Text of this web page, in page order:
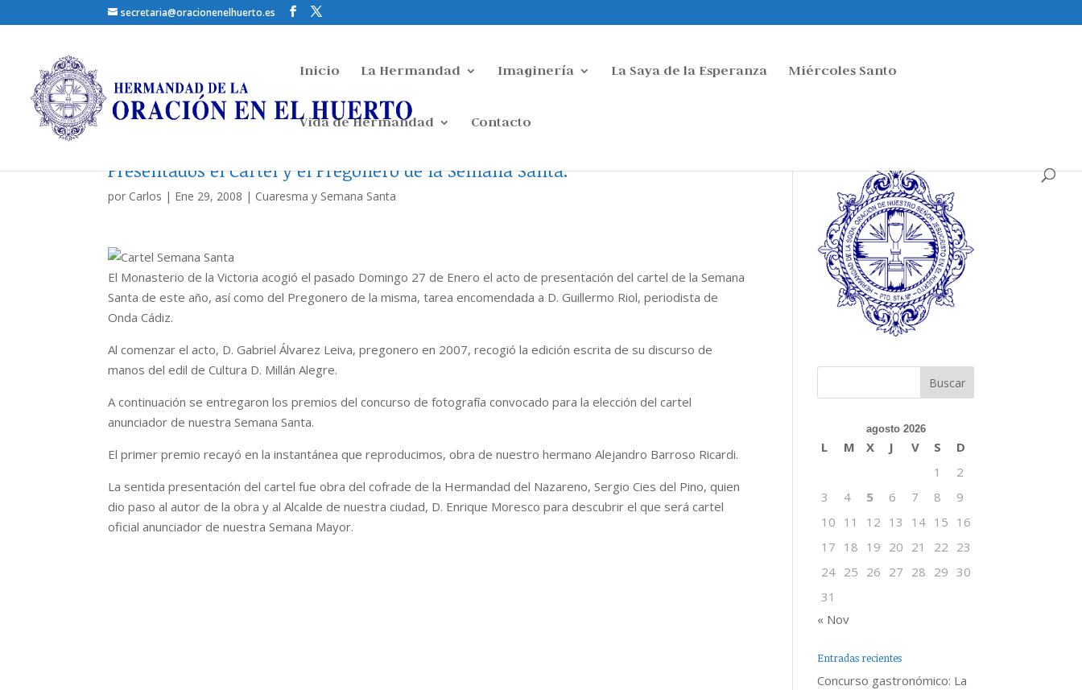
secretaria@oracionenelhuerto.es
Inicio La Hermandad Imaginería La Saya de la Esperanza Miércoles Santo
Vida de Hermandad Contacto
Presentados el Cartel y el Pregonero de la Semana Santa.
por Carlos | Ene 29, 2008 | Cuaresma y Semana Santa
El Monasterio de la Victoria acogió el pasado Domingo 27 de Enero el acto de presentación del cartel de la Semana
Santa de este año, así como del Pregonero de la misma, tarea encomendada a D. Guillermo Riol, periodista de
Onda Cádiz.
Al comenzar el acto, D. Gabriel Álvarez Leiva, pregonero en 2007, recogió la edición escrita de su discurso de
manos del edil de Cultura D. Millán Alegre.
A continuación se entregaron los premios del concurso de fotografía convocado para la elección del cartel
anunciador de nuestra Semana Santa.
El primer premio recayó en la instantánea que reproducimos, obra de nuestro hermano Alejandro Barroso Ricardi.
La sentida presentación del cartel fue obra del cofrade de la Hermandad del Nazareno, Sergio Cies del Pino, quien
dio paso al autor de la obra y al Alcalde de nuestra ciudad, D. Enrique Moresco para descubrir el que será cartel
oficial anunciador de nuestra Semana Mayor.
agosto 2026
L M X J V S
D
1
2
3
4 5 6 7 8
9
10 11 12 13 14 15 16
17 18 19 20 21 22 23
24 25 26 27 28 29 30
31
« Nov
Entradas recientes
Concurso gastronómico: La